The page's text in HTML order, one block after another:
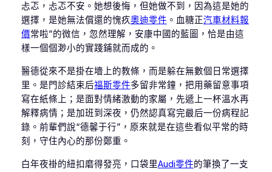
忐忑，忐忑不安。她想後悔，但她做不到，因為這是她的
選擇，是她無法償還的愧疚奧迪零件 。血糖正汽車材料報
價常啦”的微信，忽然理解，安康中國的藍圖，恰是由這
樣一個個渺小的實踐鋪就而成的。
醫德從來不是掛在墻上的教條，而是躲在無數個日常選擇
里。是門診結束后福斯零件多留非常鐘，把用藥留意事項
寫在紙條上；是面對情緒激動的家屬，先遞上一杯溫水再
解釋病情；是加班到深夜，仍然認真寫完最后一份病程記
錄。前輩們說“德馨于行”，原來就是在這些看似平常的時
刻，守住內心的那份鄭重。
白年夜褂的紐扣磨得發亮，口袋里Audi零件的筆換了一支